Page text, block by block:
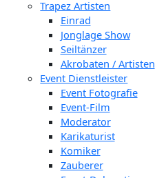
Trapez Artisten
Einrad
Jonglage Show
Seiltänzer
Akrobaten / Artisten
Event Dienstleister
Event Fotografie
Event-Film
Moderator
Karikaturist
Komiker
Zauberer